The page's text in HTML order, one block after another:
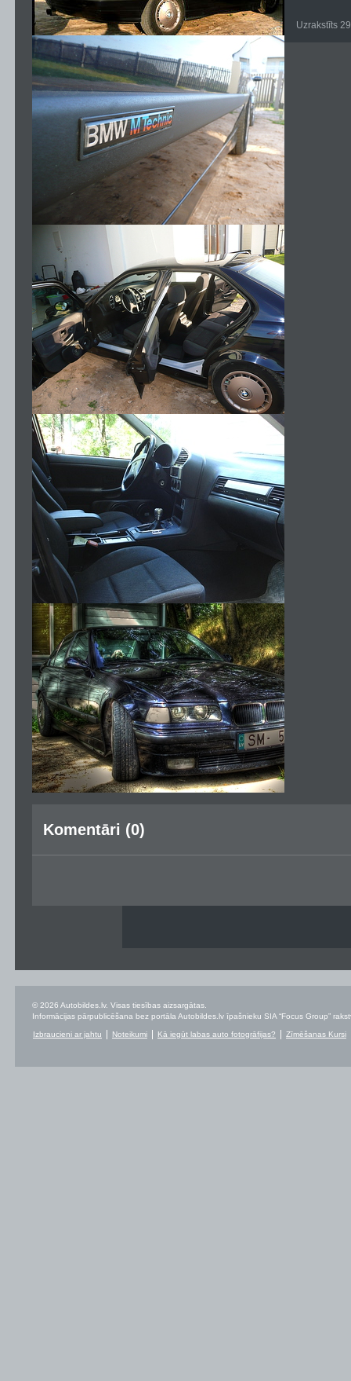
Uzrakstīts
Komentāri (0)
© 2026 Autobildes.lv. Visas tiesības aizsargātas.
Informācijas pārpublicēšana bez portāla Autobildes.lv īpašnieku SIA “Focus Group”
Izbraucieni ar jahtu Noteikumi Kā iegūt labas auto fotogrāfijas? Zīmēšanas Kursi